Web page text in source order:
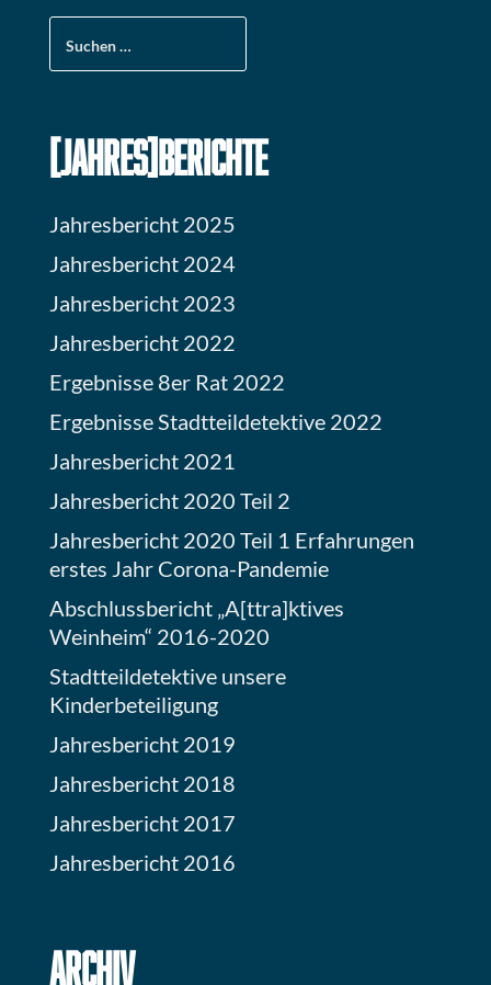
[JAHRES]BERICHTE
Jahresbericht 2025
Jahresbericht 2024
Jahresbericht 2023
Jahresbericht 2022
Ergebnisse 8er Rat 2022
Ergebnisse Stadtteildetektive 2022
Jahresbericht 2021
Jahresbericht 2020 Teil 2
Jahresbericht 2020 Teil 1 Erfahrungen
erstes Jahr Corona-Pandemie
Abschlussbericht „A[ttra]ktives
Weinheim“ 2016-2020
Stadtteildetektive unsere
Kinderbeteiligung
Jahresbericht 2019
Jahresbericht 2018
Jahresbericht 2017
Jahresbericht 2016
ARCHIV